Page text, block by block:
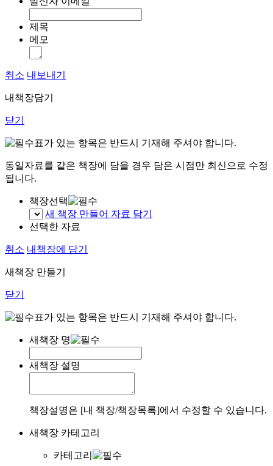
제목
메모
취소 내보내기
내책장담기
닫기
표가 있는 항목은 반드시 기재해 주셔야 합니다.
동일자료를 같은 책장에 담을 경우 담은 시점만 최신으로 수정
됩니다.
책장선택
새 책장 만들어 자료 담기
선택한 자료
취소 내책장에 담기
새책장 만들기
닫기
표가 있는 항목은 반드시 기재해 주셔야 합니다.
새책장 명
새책장 설명
책장설명은 [내 책장/책장목록]에서 수정할 수 있습니다.
새책장 카테고리
카테고리